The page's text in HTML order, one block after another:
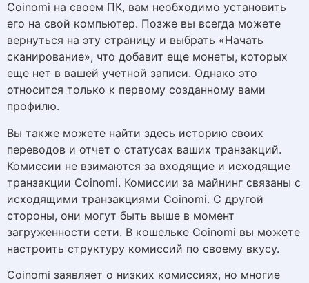
Coinomi на своем ПК, вам необходимо установить
его на свой компьютер. Позже вы всегда можете
вернуться на эту страницу и выбрать «Начать
сканирование», что добавит еще монеты, которых
еще нет в вашей учетной записи. Однако это
относится только к первому созданному вами
профилю.
Вы также можете найти здесь историю своих
переводов и отчет о статусах ваших транзакций.
Комиссии не взимаются за входящие и исходящие
транзакции Coinomi. Комиссии за майнинг связаны с
исходящими транзакциями Coinomi. С другой
стороны, они могут быть выше в момент
загруженности сети. В кошельке Coinomi вы можете
настроить структуру комиссий по своему вкусу.
Coinomi заявляет о низких комиссиях, но многие